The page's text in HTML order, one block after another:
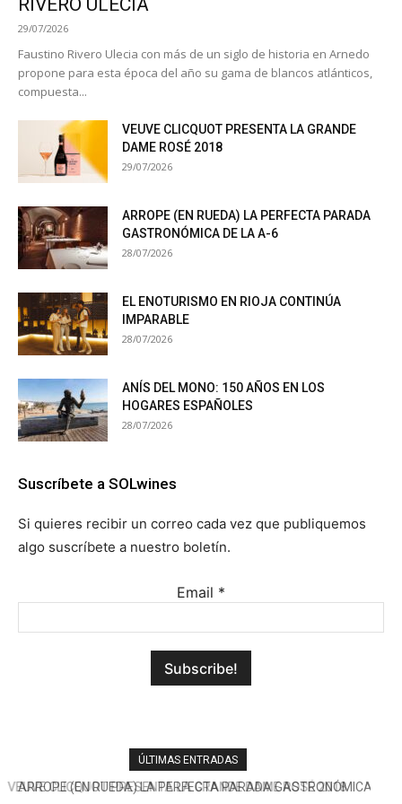
RIVERO ULECIA
29/07/2026
Faustino Rivero Ulecia con más de un siglo de historia en Arnedo
propone para esta época del año su gama de blancos atlánticos,
compuesta...
VEUVE CLICQUOT PRESENTA LA GRANDE
DAME ROSÉ 2018
29/07/2026
ARROPE (EN RUEDA) LA PERFECTA PARADA
GASTRONÓMICA DE LA A-6
28/07/2026
EL ENOTURISMO EN RIOJA CONTINÚA
IMPARABLE
28/07/2026
ANÍS DEL MONO: 150 AÑOS EN LOS
HOGARES ESPAÑOLES
28/07/2026
Suscríbete a SOLwines
Si quieres recibir un correo cada vez que publiquemos
algo suscríbete a nuestro boletín.
Email *
ÚLTIMAS ENTRADAS
ARROPE (EN RUEDA) LA PERFECTA PARADA GASTRONÓMICA